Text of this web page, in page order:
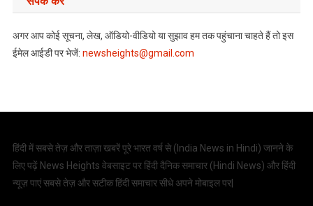
अगर आप कोई सूचना, लेख, ऑडियो-वीडियो या सुझाव हम तक पहुंचाना चाहते हैं तो इस
ईमेल आईडी पर भेजें: newsheights@gmail.com
हिंदी में सबसे तेज़ और ताज़ा खबरें पूरे भारत वर्ष से ( India News in Hindi) जानने के
लिए पढ़ें News Heights वेबसाइट पर हिंदी दैनिक समाचार (Hindi News) और हिंदी
न्यूज़ पाएं सबसे तेज़ और सटीक हिंदी समाचार सीधे अपने मोबाइल पर|